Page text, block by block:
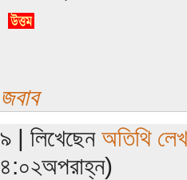
জবাব
৯ | লিখেছেন অতিথি
৪:০২অপরাহ্ন)